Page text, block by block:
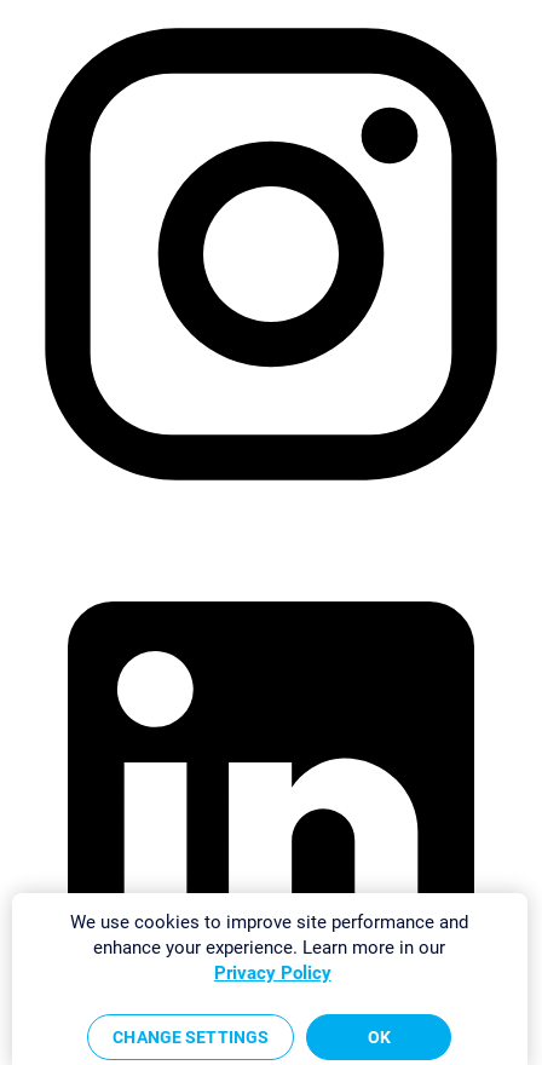
We use cookies to improve site performance and
enhance your experience. Learn more in our
Privacy Policy
CHANGE SETTINGS OK